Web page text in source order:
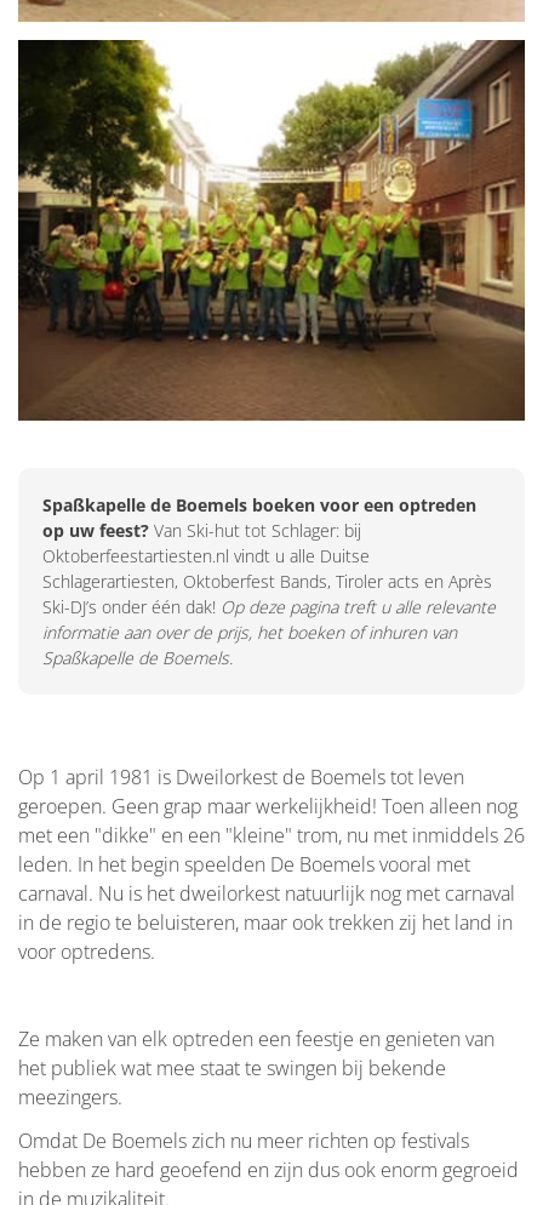
Spaßkapelle de Boemels boeken voor een optreden
op uw feest? Van Ski-hut tot Schlager: bij
Oktoberfeestartiesten.nl vindt u alle Duitse
Schlagerartiesten, Oktoberfest Bands, Tiroler acts en Après
Ski-DJ’s onder één dak! Op deze pagina treft u alle relevante
informatie aan over de prijs, het boeken of inhuren van
Spaßkapelle de Boemels.
Op 1 april 1981 is Dweilorkest de Boemels tot leven
geroepen. Geen grap maar werkelijkheid! Toen alleen nog
met een "dikke" en een "kleine" trom, nu met inmiddels 26
leden. In het begin speelden De Boemels vooral met
carnaval. Nu is het dweilorkest natuurlijk nog met carnaval
in de regio te beluisteren, maar ook trekken zij het land in
voor optredens.
Ze maken van elk optreden een feestje en genieten van
het publiek wat mee staat te swingen bij bekende
meezingers.
Omdat De Boemels zich nu meer richten op festivals
hebben ze hard geoefend en zijn dus ook enorm gegroeid
in de muzikaliteit.